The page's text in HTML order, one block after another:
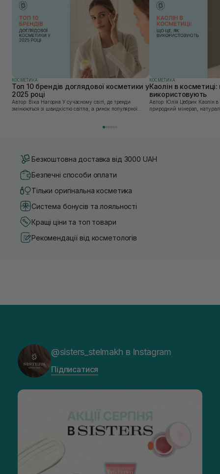
КОСМЕТИКА
Топ 10 брендів доглядової косметики у
2025 році
Автор: Віка Нагорна У сучасному світі, де тренди
змінюються зі швидкістю світла, а ринок популярної
КОСМЕТИКА
Каолін в
використовують
Автор: Юлія Цебрик Каолін в косметології – це
природний мінерал,
Безкоштовна доставка від 3000 UAH
Безпечні способи оплати
Тільки оригінальна косметика
Система бонусів та лояльності
Кращі ціни та топ товари
Рекомендації від косметологів
@sisters_stelmakh в Instagram
Підписатися